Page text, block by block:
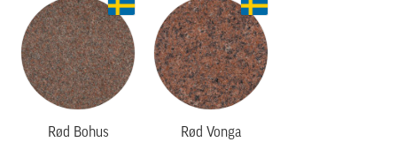
Rød Bohus Rød Vonga